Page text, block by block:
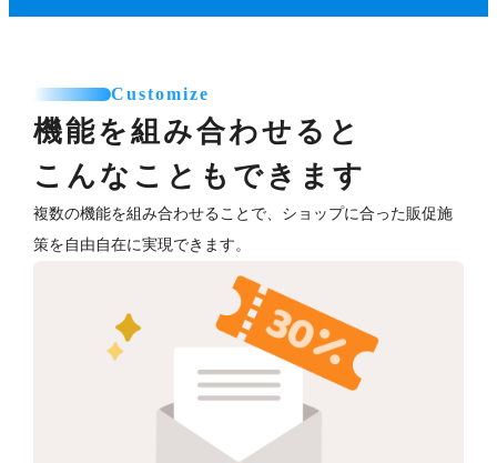
Customize
機能を組み合わせると
こんなこともできます
複数の機能を組み合わせることで、ショップに合った販促施
策を自由自在に実現できます。